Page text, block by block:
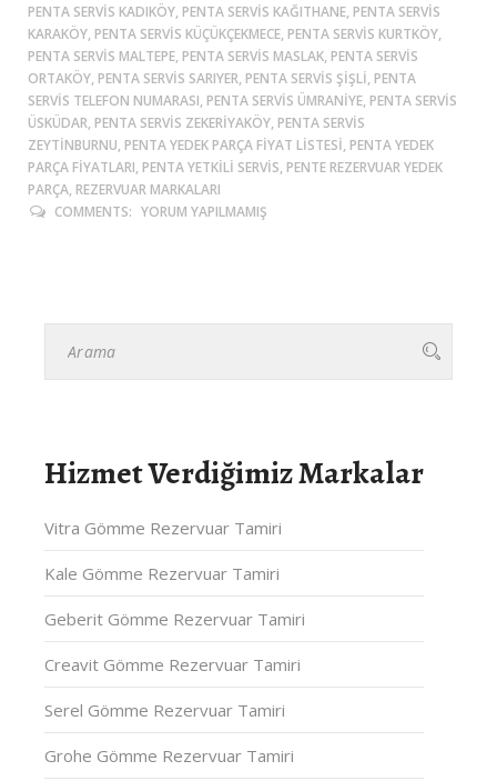
PENTA SERVIS KADIKÖY, PENTA SERVIS KAĞITHANE, PENTA SERVIS
KARAKÖY, PENTA SERVIS KÜÇÜKÇEKMECE, PENTA SERVIS KURTKÖY,
PENTA SERVIS MALTEPE, PENTA SERVIS MASLAK, PENTA SERVIS
ORTAKÖY, PENTA SERVIS SARIYER, PENTA SERVIS ŞIŞLI, PENTA
SERVIS TELEFON NUMARASI, PENTA SERVIS ÜMRANIYE, PENTA SERVIS
ÜSKÜDAR, PENTA SERVIS ZEKERIYAKÖY, PENTA SERVIS
ZEYTINBURNU, PENTA YEDEK PARÇA FIYAT LISTESI, PENTA YEDEK
PARÇA FIYATLARI, PENTA YETKILI SERVIS, PENTE REZERVUAR YEDEK
PARÇA, REZERVUAR MARKALARI
COMMENTS: YORUM YAPILMAMIŞ
Hizmet Verdiğimiz Markalar
Vitra Gömme Rezervuar Tamiri
Kale Gömme Rezervuar Tamiri
Geberit Gömme Rezervuar Tamiri
Creavit Gömme Rezervuar Tamiri
Serel Gömme Rezervuar Tamiri
Grohe Gömme Rezervuar Tamiri